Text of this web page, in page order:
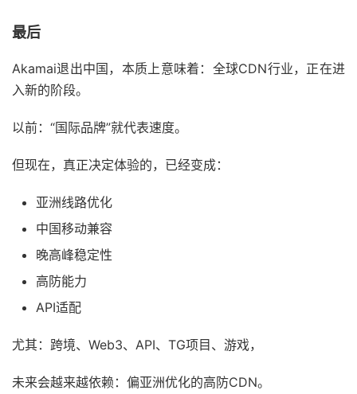
最后
Akamai退出中国，本质上意味着：全球CDN行业，正在进
入新的阶段。
以前：“国际品牌”就代表速度。
但现在，真正决定体验的，已经变成：
亚洲线路优化
中国移动兼容
晚高峰稳定性
高防能力
API适配
尤其：跨境、Web3、API、TG项目、游戏，
未来会越来越依赖：偏亚洲优化的高防CDN。